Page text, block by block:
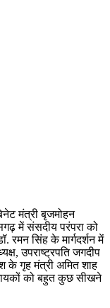
मंत्री बृजमोहन
में संसदीय परंपरा को
रमन सिंह के मार्गदर्शन में
उपराष्ट्रपति जगदीप
गृह मंत्री अमित शाह
को बहुत कुछ सीखने